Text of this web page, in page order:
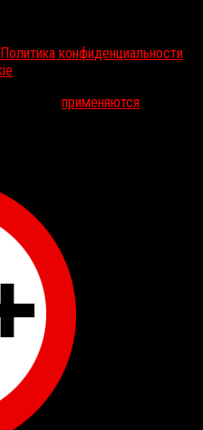
Политика конфиденциальности
применяются